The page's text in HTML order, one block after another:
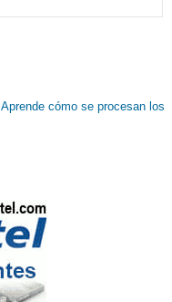
Aprende cómo se procesan los